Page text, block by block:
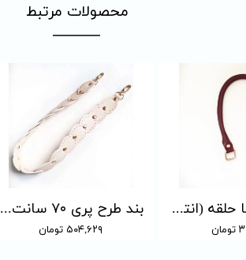
بند طرح پری ۷۰ سانت کرم
۵۰۴,۶۲۹ تومان
بند مغزدار با حلقه (انتخاب رنگ)
​محصولات مرتبط